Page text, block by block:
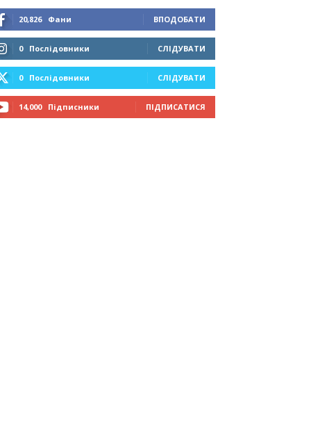
20,826 Фани ВПОДОБАТИ
0 Послідовники СЛІДУВАТИ
0 Послідовники СЛІДУВАТИ
14,000 Підписники ПІДПИСАТИСЯ